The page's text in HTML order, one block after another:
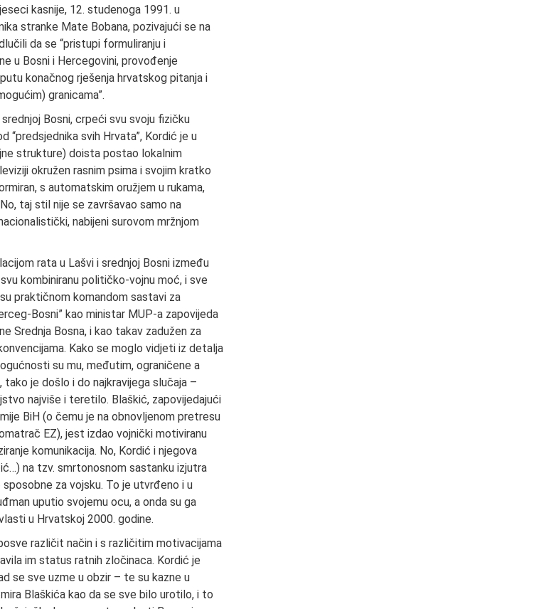
kasnije, 12. studenoga 1991. u
stranke Mate Bobana, pozivajući se na
da se “pristupi formuliranju i
u Bosni i Hercegovini, provođenje
konačnog rješenja hrvatskog pitanja i
granicama”.
Bosni, crpeći svu svoju fizičku
“predsjednika svih Hrvata”, Kordić je u
strukture) doista postao lokalnim
okružen rasnim psima i svojim kratko
s automatskim oružjem u rukama,
taj stil nije se završavao samo na
nabijeni surovom mržnjom
rata u Lašvi i srednjoj Bosni između
kombiniranu političko-vojnu moć, i sve
praktičnom komandom sastavi za
Bosni” kao ministar MUP-a zapovijeda
Srednja Bosna, i kao takav zadužen za
Kako se moglo vidjeti iz detalja
su mu, međutim, ograničene a
je došlo i do najkravijega slučaja –
najviše i teretilo. Blaškić, zapovijedajući
BiH (o čemu je na obnovljenom pretresu
EZ), jest izdao vojnički motiviranu
komunikacija. No, Kordić i njegova
na tzv. smrtonosnom sastanku izjutra
za vojsku. To je utvrđeno i u
uputio svojemu ocu, a onda su ga
u Hrvatskoj 2000. godine.
različit način i s različitim motivacijama
im status ratnih zločinaca. Kordić je
se sve uzme u obzir – te su kazne u
Blaškića kao da se sve bilo urotilo, i to